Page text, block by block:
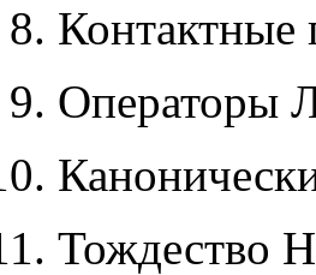
Контактные
Операторы
Тождество